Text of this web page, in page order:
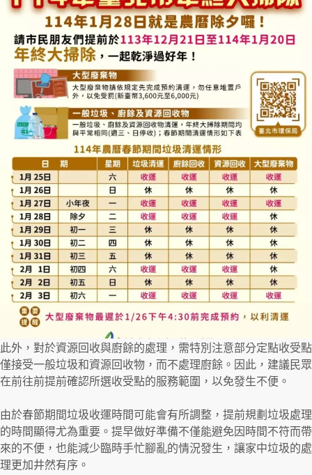
此外，對於資源回收與廚餘的處理，需特別注意部分定點收受點
僅接受一般垃圾和資源回收物，而不處理廚餘。因此，建議民眾
在前往前提前確認所選收受點的服務範圍，以免發生不便。
由於春節期間垃圾收運時間可能會有所調整，提前規劃垃圾處理
的時間顯得尤為重要。提早做好準備不僅能避免因時間不符而帶
來的不便，也能減少臨時手忙腳亂的情況發生，讓家中垃圾的處
理更加井然有序。